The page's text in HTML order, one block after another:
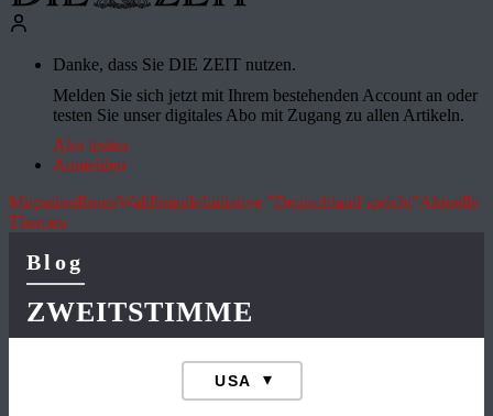
Danke, dass Sie DIE ZEIT nutzen.
Melden Sie sich jetzt mit Ihrem bestehenden Account an oder
testen Sie unser digitales Abo mit Zugang zu allen Artikeln.
Abo testen
Anmelden
MigrationRenteWaldbrändeInitiative "Deutschland spricht"Aktuelle
Themen
Blog
ZWEITSTIMME